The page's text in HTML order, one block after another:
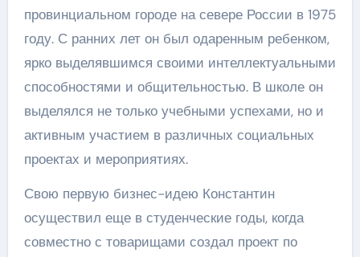
провинциальном городе на севере России в 1975
году. С ранних лет он был одаренным ребенком,
ярко выделявшимся своими интеллектуальными
способностями и общительностью. В школе он
выделялся не только учебными успехами, но и
активным участием в различных социальных
проектах и мероприятиях.
Свою первую бизнес-идею Константин
осуществил еще в студенческие годы, когда
совместно с товарищами создал проект по